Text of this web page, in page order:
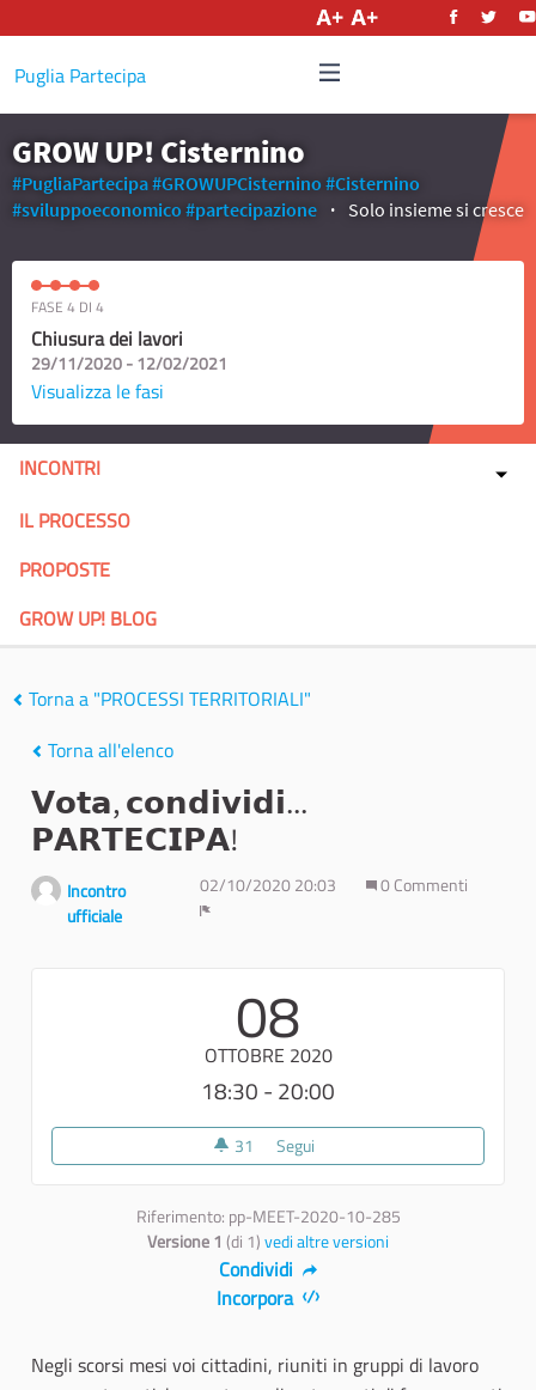
Puglia Partecipa
GROW UP! Cisternino
#PugliaPartecipa#GROWUPCisternino #Cisternino
#sviluppoeconomico #partecipazione Solo insieme si cresce
FASE 4 DI 4
Chiusura dei lavori
29/11/2020 - 12/02/2021
Visualizza le fasi
INCONTRI
IL PROCESSO
PROPOSTE
GROW UP! BLOG
Torna a "PROCESSI TERRITORIALI"
Torna all'elenco
𝗩𝗼𝘁𝗮, 𝗰𝗼𝗻𝗱𝗶𝘃𝗶𝗱𝗶...
𝗣𝗔𝗥𝗧𝗘𝗖𝗜𝗣𝗔!
Incontro
ufficiale
02/10/2020 20:03
0 Commenti
08
OTTOBRE 2020
18:30 - 20:00
31 31 sostenitori
Segui
Riferimento: pp-MEET-2020-10-285
Versione 1 (di 1)vedi altre versioni
Condividi
Incorpora
Negli scorsi mesi voi cittadini, riuniti in gruppi di lavoro